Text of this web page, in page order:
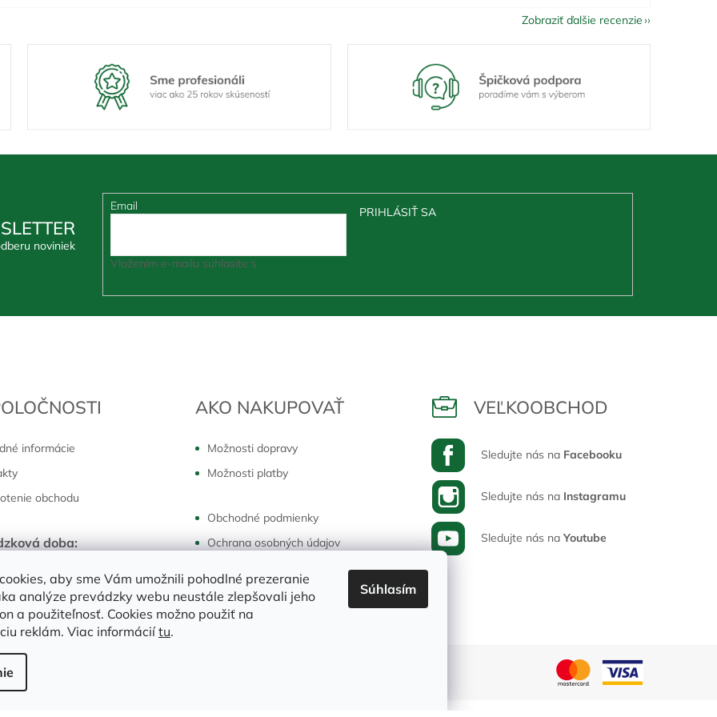
aby sme Vám umožnili pohodlné prezeranie
analýze prevádzky webu neustále zlepšovali jeho
a použiteľnosť. Cookies možno použiť na
reklám. Viac informáciítu.
Súhlasím
Zobraziť ďalšie recenzie
noviniek
Email
Vložením e-mailu súhlasíte s
PRIHLÁSIŤ SA
informácie
obchodu
doba:
AKO NAKUPOVAŤ
Možnosti dopravy
Možnosti platby
Obchodné podmienky
Ochrana osobných údajov
VEĽKOOBCHOD
Sledujte nás na Facebooku
Sledujte nás na Instagramu
Sledujte nás na Youtube